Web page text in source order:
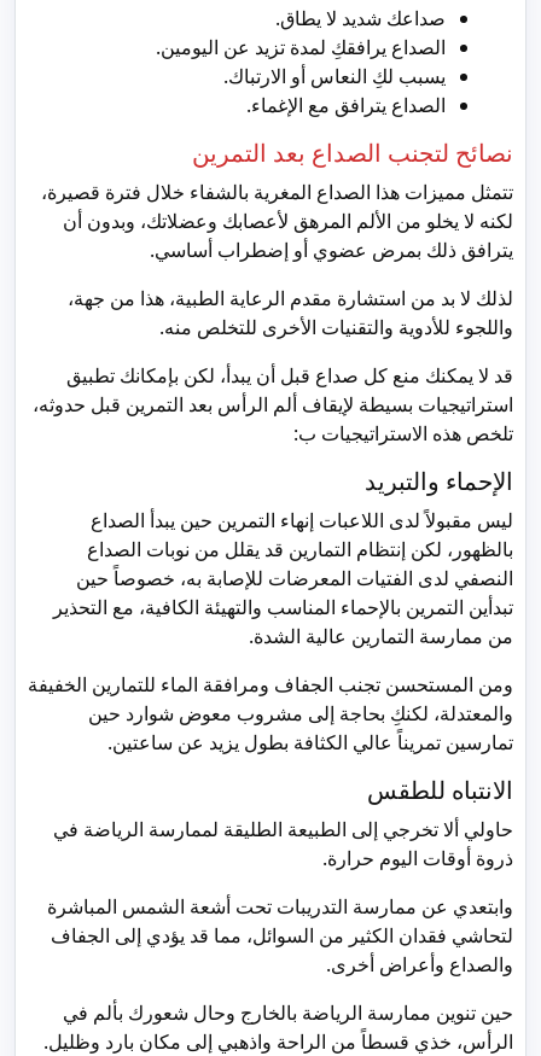
صداعك شديد لا يطاق.
الصداع يرافقكِ لمدة تزيد عن اليومين.
يسبب لكِ النعاس أو الارتباك.
الصداع يترافق مع الإغماء.
نصائح لتجنب الصداع بعد التمرين
تتمثل مميزات هذا الصداع المغرية بالشفاء خلال فترة قصيرة،
لكنه لا يخلو من الألم المرهق لأعصابك وعضلاتك، وبدون أن
يترافق ذلك بمرض عضوي أو إضطراب أساسي.
لذلك لا بد من استشارة مقدم الرعاية الطبية، هذا من جهة،
واللجوء للأدوية والتقنيات الأخرى للتخلص منه.
قد لا يمكنك منع كل صداع قبل أن يبدأ، لكن بإمكانك تطبيق
استراتيجيات بسيطة لإيقاف ألم الرأس بعد التمرين قبل حدوثه،
تلخص هذه الاستراتيجيات ب:
الإحماء والتبريد
ليس مقبولاً لدى اللاعبات إنهاء التمرين حين يبدأ الصداع
بالظهور، لكن إنتظام التمارين قد يقلل من نوبات الصداع
النصفي لدى الفتيات المعرضات للإصابة به، خصوصاً حين
تبدأين التمرين بالإحماء المناسب والتهيئة الكافية، مع التحذير
من ممارسة التمارين عالية الشدة.
ومن المستحسن تجنب الجفاف ومرافقة الماء للتمارين الخفيفة
والمعتدلة، لكنكِ بحاجة إلى مشروب معوض شوارد حين
تمارسين تمريناً عالي الكثافة بطول يزيد عن ساعتين.
الانتباه للطقس
حاولي ألا تخرجي إلى الطبيعة الطليقة لممارسة الرياضة في
ذروة أوقات اليوم حرارة.
وابتعدي عن ممارسة التدريبات تحت أشعة الشمس المباشرة
لتحاشي فقدان الكثير من السوائل، مما قد يؤدي إلى الجفاف
والصداع وأعراض أخرى.
حين تنوين ممارسة الرياضة بالخارج وحال شعورك بألم في
الرأس، خذي قسطاً من الراحة واذهبي إلى مكان بارد وظليل.